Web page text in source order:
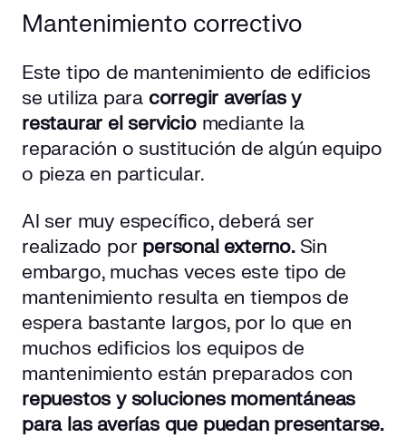
Mantenimiento correctivo
Este tipo de mantenimiento de edificios
se utiliza para corregir averías y
restaurar el servicio mediante la
reparación o sustitución de algún equipo
o pieza en particular.
Al ser muy específico, deberá ser
realizado por personal externo. Sin
embargo, muchas veces este tipo de
mantenimiento resulta en tiempos de
espera bastante largos, por lo que en
muchos edificios los equipos de
mantenimiento están preparados con
repuestos y soluciones momentáneas
para las averías que puedan presentarse.